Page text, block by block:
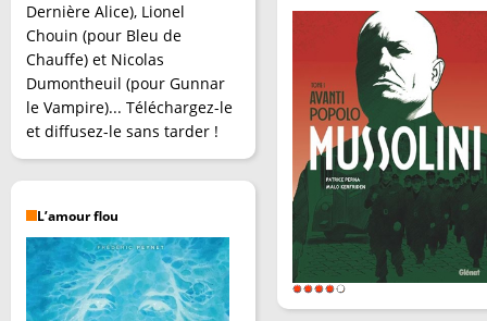
Dernière Alice), Lionel
Chouin (pour Bleu de
Chauffe) et Nicolas
Dumontheuil (pour Gunnar
le Vampire)... Téléchargez-le
et diffusez-le sans tarder !
L’amour flou